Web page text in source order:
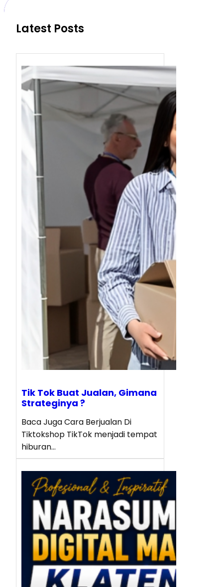
Latest Posts
Tik Tok Buat Jualan, Gimana
Strateginya ?
Baca Juga Cara Berjualan Di
Tiktokshop TikTok menjadi tempat
hiburan…